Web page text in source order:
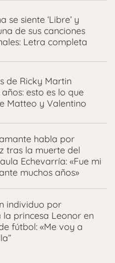
se siente ‘Libre’ y
de sus canciones
Letra completa
de Ricky Martin
esto es lo que
Matteo y Valentino
habla por
tras la muerte del
Echevarría: «Fue mi
muchos años»
individuo por
la princesa Leonor en
fútbol: «Me voy a